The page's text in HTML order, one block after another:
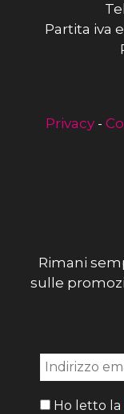
Partita iva
Privacy-
Rimani
sulle
Ho letto la